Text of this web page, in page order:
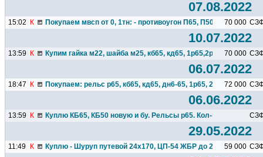
07.08.2022
15:02 К Покупаем мвсп от 0, 1тн: - противоугон П65, П50 новый по...
70 000
10.07.2022
13:59 К Купим гайка м22, шайба м25, кб65, кд65, 1р65,2р65 новые и
70 000
06.07.2022
18:47 К Покупаем: рельс р65, кб65, кд65, дн6-65, 1р65, 2р65. Любое...
72 000
06.06.2022
13:59 К Куплю КБ65, КБ50 новую и бу. Рельсы р65. Кол-во любое!
29.05.2022
11:49 К Куплю - Шуруп путевой 24х170, ЦП-54 ЖБР до 20тн.59 000